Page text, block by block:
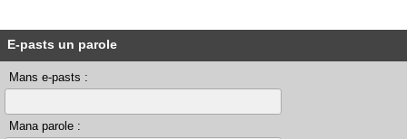
E-pasts un parole
Mans e-pasts :
Mana parole :